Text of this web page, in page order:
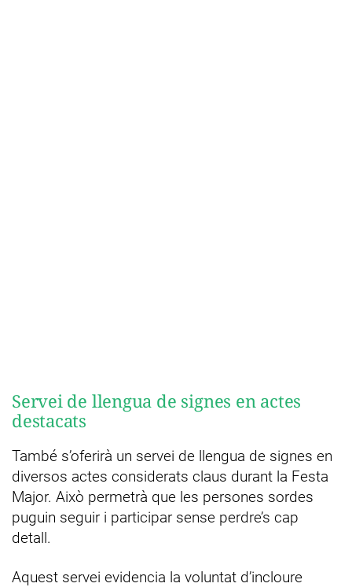
Servei de llengua de signes en actes
destacats
També s’oferirà un servei de llengua de signes en
diversos actes considerats claus durant la Festa
Major. Això permetrà que les persones sordes
puguin seguir i participar sense perdre’s cap
detall.
Aquest servei evidencia la voluntat d’incloure